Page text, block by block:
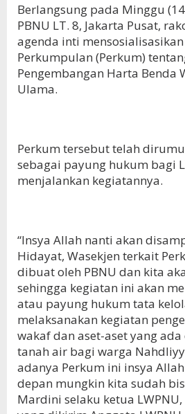
Berlangsung pada Minggu
PBNU LT. 8, Jakarta Pusat,
agenda inti
Perkumpulan (Perkum)
Pengembangan Harta Benda
Ulama.
Perkum tersebut telah
sebagai payung hukum bagi
menjalankan kegiatannya.
“Insya Allah nanti akan
Hidayat, Wasekjen terkait
dibuat oleh PBNU dan kita
sehingga kegiatan ini akan
atau payung hukum tata
melaksanakan kegiatan
wakaf dan aset-aset yang
tanah air bagi warga
adanya Perkum ini insya
depan mungkin kita sudah
Mardini selaku ketua